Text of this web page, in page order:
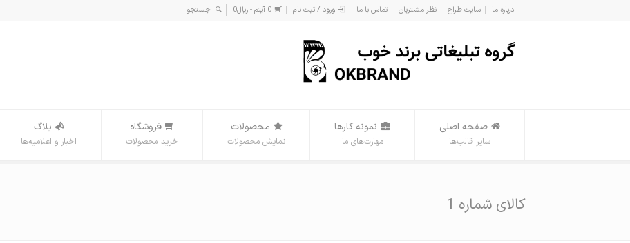
درباره ما سایت طراح نظر مشتریان تماس با ما ورود / ثبت نام 0 آیتم - ریال0
صفحه اصلی
سایر قالب‌ها
نمونه کارها
مهارت‌های ما
محصولات
نمایش محصولات
فروشگاه
خرید محصولات
بلاگ
اخبار و اعلامیه‌ها
کالای شماره 1